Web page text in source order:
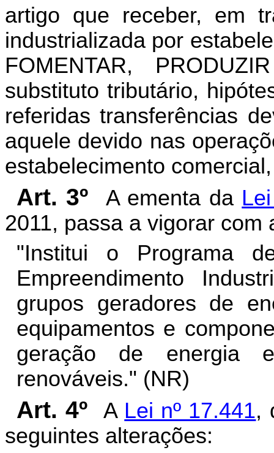
artigo que receber, em
industrializada por
FOMENTAR,
substituto tributário,
referidas transferências
aquele devido nas
estabelecimento
Art. 3º A ementa da
2011, passa a vigorar com
"Institui o Programa
Empreendimento
grupos geradores de
equipamentos e
geração de energia
renováveis." (NR)
Art. 4º A Lei nº 17.441,
seguintes alterações: